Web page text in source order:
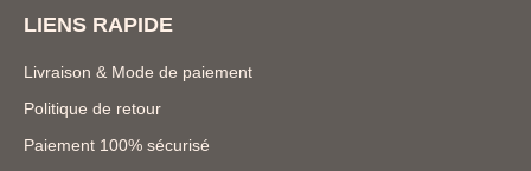
LIENS RAPIDE
Livraison & Mode de paiement
Politique de retour
Paiement 100% sécurisé